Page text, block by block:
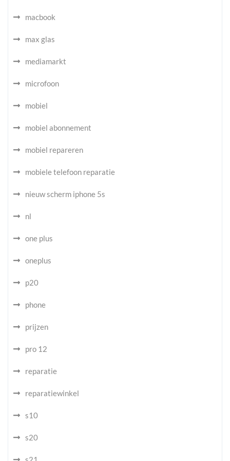
macbook
max glas
mediamarkt
microfoon
mobiel
mobiel abonnement
mobiel repareren
mobiele telefoon reparatie
nieuw scherm iphone 5s
nl
one plus
oneplus
p20
phone
prijzen
pro 12
reparatie
reparatiewinkel
s10
s20